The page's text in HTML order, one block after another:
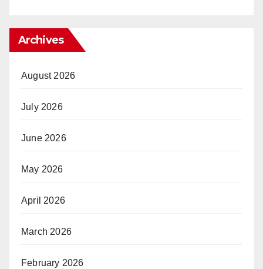
Archives
August 2026
July 2026
June 2026
May 2026
April 2026
March 2026
February 2026